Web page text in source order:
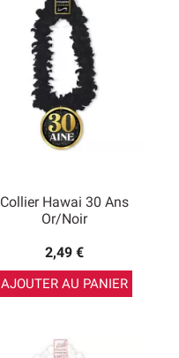
Collier Hawai 30 Ans
Or/Noir
2,49 €
AJOUTER AU PANIER